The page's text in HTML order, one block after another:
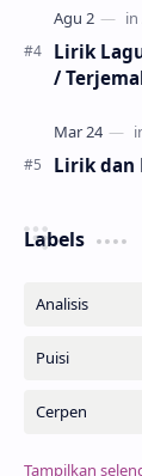
Lirik
/
Lirik dan
Labels